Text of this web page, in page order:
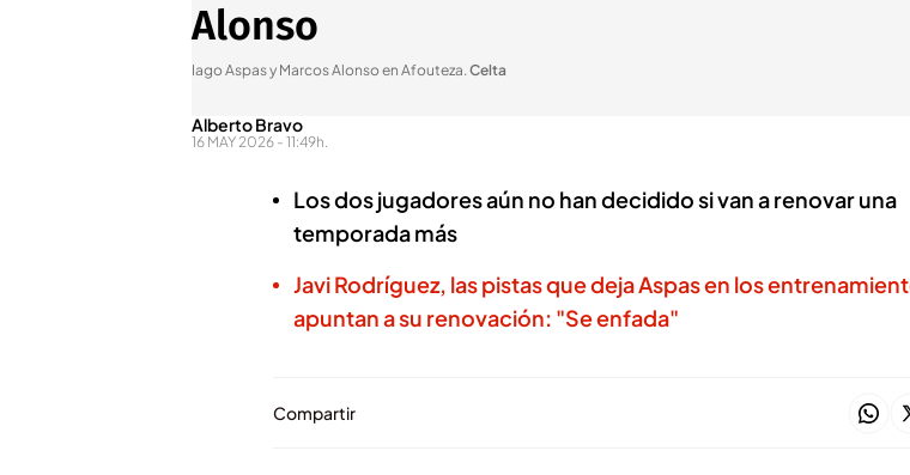
Alonso
Iago Aspas y Marcos Alonso en Afouteza.Celta
Alberto Bravo
16 MAY 2026 - 11:49h.
Los dos jugadores aún no han decidido si van a renovar una
temporada más
Javi Rodríguez, las pistas que deja Aspas en los
apuntan a su renovación: "Se enfada"
Compartir